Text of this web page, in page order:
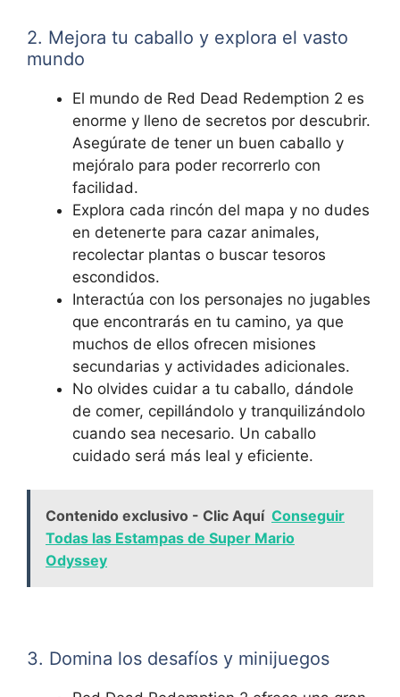
2. Mejora tu caballo y explora el vasto
mundo
El mundo de Red Dead Redemption 2 es
enorme y lleno de secretos por descubrir.
Asegúrate de tener un buen caballo y
mejóralo para poder recorrerlo con
facilidad.
Explora cada rincón del mapa y no dudes
en detenerte para cazar animales,
recolectar plantas o buscar tesoros
escondidos.
Interactúa con los personajes no jugables
que encontrarás en tu camino, ya que
muchos de ellos ofrecen misiones
secundarias y actividades adicionales.
No olvides cuidar a tu caballo, dándole
de comer, cepillándolo y tranquilizándolo
cuando sea necesario. Un caballo
cuidado será más leal y eficiente.
Contenido exclusivo - Clic Aquí Conseguir
Todas las Estampas de Super Mario
Odyssey
3. Domina los desafíos y minijuegos